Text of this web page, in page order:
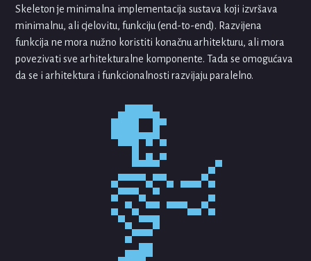
Skeleton je minimalna implementacija sustava koji izvršava
minimalnu, ali cjelovitu, funkciju (end-to-end). Razvijena
funkcija ne mora nužno koristiti konačnu arhitekturu, ali mora
povezivati sve arhitekturalne komponente. Tada se omogućava
da se i arhitektura i funkcionalnosti razvijaju paralelno.